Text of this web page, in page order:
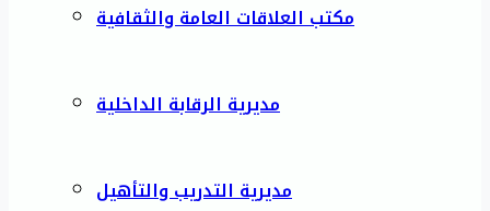
مكتب العلاقات العامة والثقافية
مديرية الرقابة الداخلية
مديرية التدريب والتأهيل